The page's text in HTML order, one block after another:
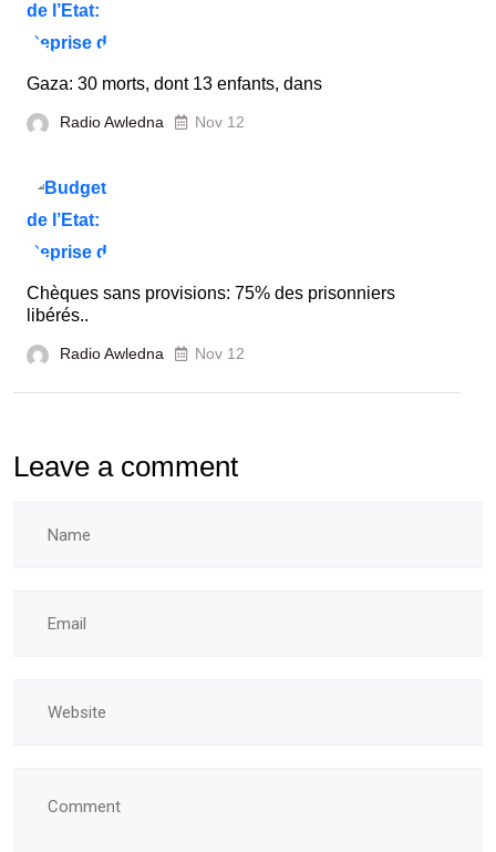
Gaza: 30 morts, dont 13 enfants, dans
Radio Awledna Nov 12
Chèques sans provisions: 75% des prisonniers
libérés..
Radio Awledna Nov 12
Leave a comment